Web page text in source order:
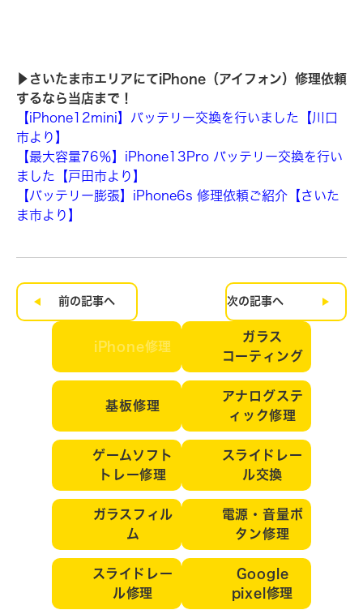
▶︎さいたま市エリアにてiPhone（アイフォン）修理依頼
するなら当店まで！
【iPhone12mini】バッテリー交換を行いました【川口
市より】
【最大容量76％】iPhone13Pro バッテリー交換を行い
ました【戸田市より】
【バッテリー膨張】iPhone6s 修理依頼ご紹介【さいた
ま市より】
前の記事へ 次の記事へ
iPhone修理
ガラス
コーティング
基板修理
アナログステ
ィック修理
ゲームソフト
トレー修理
スライドレー
ル交換
ガラスフィル
ム
電源・音量ボ
タン修理
スライドレー
ル修理
Google
pixel修理